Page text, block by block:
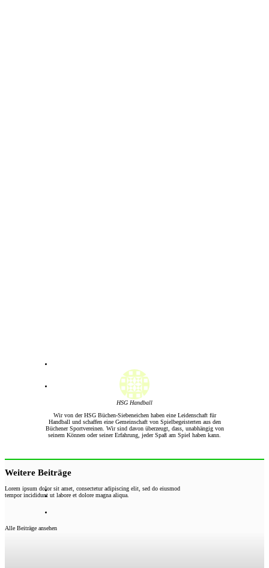
HSG Handball
Wir von der HSG Büchen-Siebeneichen haben eine Leidenschaft für
Handball und schaffen eine Gemeinschaft von Spielbegeisterten aus den
Büchener Sportvereinen. Wir sind davon überzeugt, dass, unabhängig von
seinem Können oder seiner Erfahrung, jeder Spaß am Spiel haben kann.
Weitere Beiträge
Lorem ipsum dolor sit amet, consectetur adipiscing elit, sed do eiusmod
tempor incididunt ut labore et dolore magna aliqua.
Alle Beiträge ansehen